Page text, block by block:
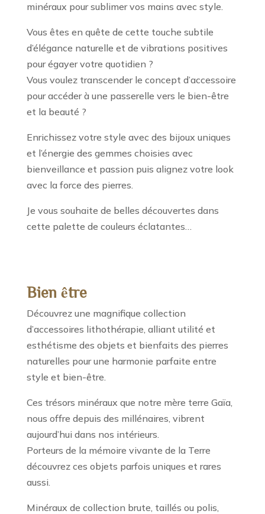
minéraux pour sublimer vos mains avec style.
Vous êtes en quête de cette touche subtile
d’élégance naturelle et de vibrations positives
pour égayer votre quotidien ?
Vous voulez transcender le concept d’accessoire
pour accéder à une passerelle vers le bien-être
et la beauté ?
Enrichissez votre style avec des bijoux uniques
et l’énergie des gemmes choisies avec
bienveillance et passion puis alignez votre look
avec la force des pierres.
Je vous souhaite de belles découvertes dans
cette palette de couleurs éclatantes…
Bien être
Découvrez une magnifique collection
d’accessoires lithothérapie, alliant utilité et
esthétisme des objets et bienfaits des pierres
naturelles pour une harmonie parfaite entre
style et bien-être.
Ces trésors minéraux que notre mère terre Gaïa,
nous offre depuis des millénaires, vibrent
aujourd’hui dans nos intérieurs.
Porteurs de la mémoire vivante de la Terre
découvrez ces objets parfois uniques et rares
aussi.
Minéraux de collection brute, taillés ou polis,